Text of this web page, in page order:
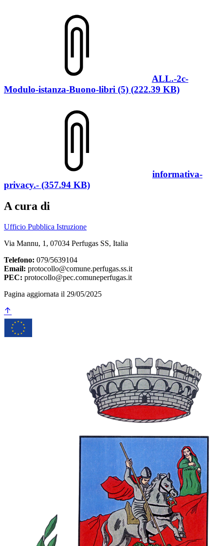
ALL.-2c-
Modulo-istanza-Buono-libri (5) (222.39 KB)
informativa-
privacy.- (357.94 KB)
A cura di
Ufficio Pubblica Istruzione
Via Mannu, 1, 07034 Perfugas SS, Italia
Telefono: 079/5639104
Email: protocollo@comune.perfugas.ss.it
PEC: protocollo@pec.comuneperfugas.it
Pagina aggiornata il 29/05/2025